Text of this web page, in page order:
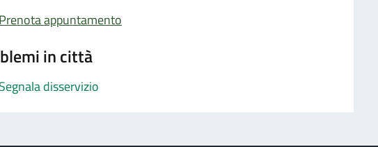
Prenota appuntamento
in città
Segnala disservizio